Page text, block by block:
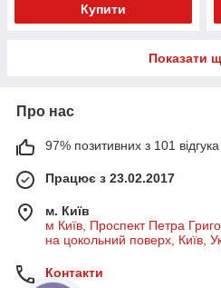
Купити
Показати
Про нас
97% позитивних з 101 відгука
Працює з 23.02.2017
м. Київ
м Київ, Проспект Петра
на цокольний поверх, Київ,
Контакти